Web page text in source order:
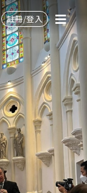
註冊/登入